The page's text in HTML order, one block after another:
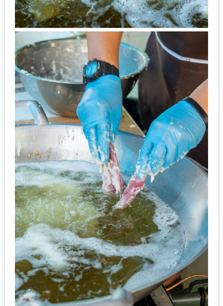
เชียงใหม่
งาน
เดียว
ทั้ง
ช้อป
กิน
เที่ยว
พร้อม
โปร
โม
ชั่น
สำหรับ
คน
รัก
บ้าน
มากมาย
MAPS
MY
ACCOUNT
NEW